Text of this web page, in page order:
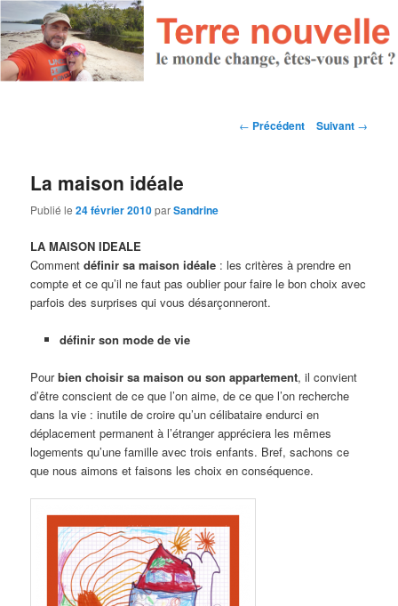
Navigation des articles
← Précédent Suivant →
La maison idéale
Publié le24 février 2010parSandrine
LA MAISON IDEALE
Commentdéfinir sa maison idéale : les critères à prendre en
compte et ce qu’il ne faut pas oublier pour faire le bon choix avec
parfois des surprises qui vous désarçonneront.
définir son mode de vie
Pourbien choisir sa maison ou son appartement, il convient
d’être conscient de ce que l’on aime, de ce que l’on recherche
dans la vie : inutile de croire qu’un célibataire endurci en
déplacement permanent à l’étranger appréciera les mêmes
logements qu’une famille avec trois enfants. Bref, sachons ce
que nous aimons et faisons les choix en conséquence.